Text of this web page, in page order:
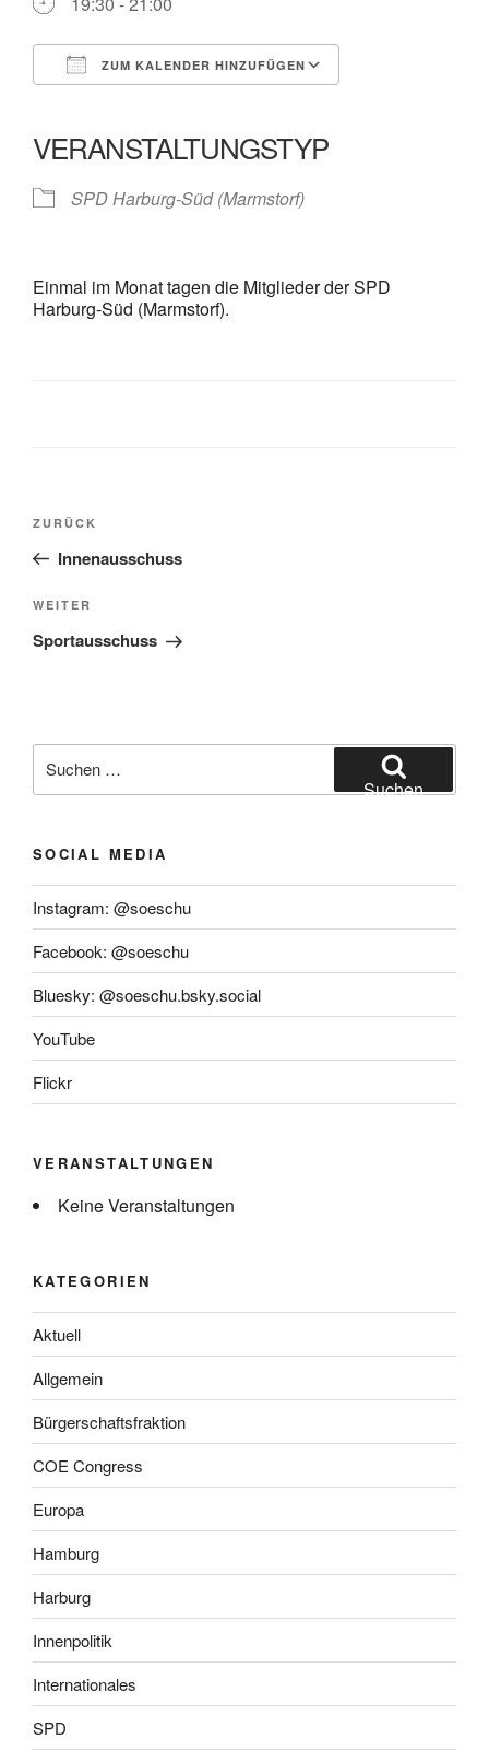
ZUM KALENDER HINZUFÜGEN
VERANSTALTUNGSTYP
SPD Harburg-Süd (Marmstorf)
Einmal im Monat tagen die Mitglieder der SPD
Harburg-Süd (Marmstorf).
Beitragsnavigation
Vorheriger
Beitrag
ZURÜCK
Innenausschuss
Nächster
Beitrag
WEITER
Sportausschuss
nach:
Suchen
SOCIAL MEDIA
Instagram: @soeschu
Facebook: @soeschu
Bluesky: @soeschu.bsky.social
YouTube
Flickr
VERANSTALTUNGEN
Keine Veranstaltungen
KATEGORIEN
Aktuell
Allgemein
Bürgerschaftsfraktion
COE Congress
Europa
Hamburg
Harburg
Innenpolitik
Internationales
SPD